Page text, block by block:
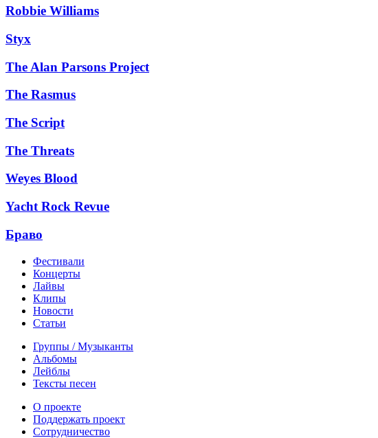
Robbie Williams
Styx
The Alan Parsons Project
The Rasmus
The Script
The Threats
Weyes Blood
Yacht Rock Revue
Браво
Фестивали
Концерты
Лайвы
Клипы
Новости
Статьи
Группы / Музыканты
Альбомы
Лейблы
Тексты песен
О проекте
Поддержать проект
Сотрудничество